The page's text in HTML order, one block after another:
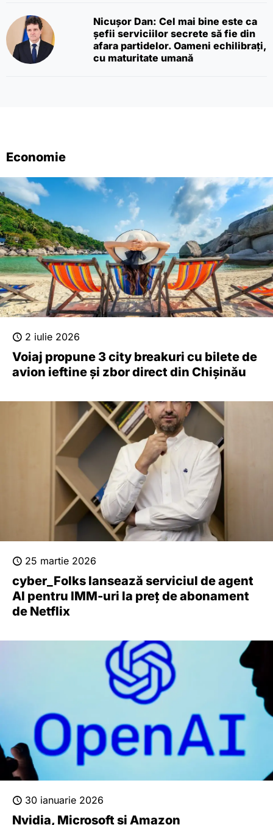
Nicușor Dan: Cel mai bine este ca
șefii serviciilor secrete să fie din
afara partidelor. Oameni echilibrați,
cu maturitate umană
Economie
2 iulie 2026
Voiaj propune 3 city breakuri cu bilete de
avion ieftine și zbor direct din Chișinău
25 martie 2026
cyber_Folks lansează serviciul de agent
AI pentru IMM-uri la preț de abonament
de Netflix
30 ianuarie 2026
Nvidia, Microsoft și Amazon